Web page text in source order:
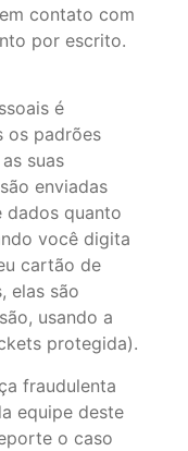
contato com
por escrito.
é
os padrões
suas
enviadas
dados quanto
você digita
cartão de
elas são
usando a
protegida).
fraudulenta
equipe deste
o caso